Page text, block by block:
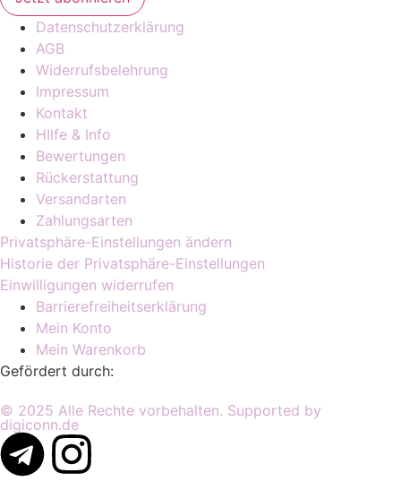
Datenschutzerklärung
AGB
Widerrufsbelehrung
Impressum
Kontakt
HIlfe & Info
Bewertungen
Rückerstattung
Versandarten
Zahlungsarten
Privatsphäre-Einstellungen ändern
Historie der Privatsphäre-Einstellungen
Einwilligungen widerrufen
Barrierefreiheitserklärung
Mein Konto
Mein Warenkorb
Gefördert durch:
© 2025 Alle Rechte vorbehalten. Supported by
digiconn.de